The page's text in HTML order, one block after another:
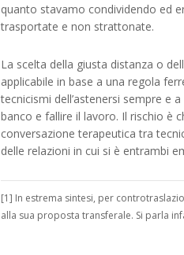
quanto stavamo condividendo ed
trasportate e non strattonate.
La scelta della giusta distanza o
applicabile in base a una regola
tecnicismi dell’astenersi sempre
banco e fallire il lavoro. Il rischio è
conversazione terapeutica tra
delle relazioni in cui si è entrambi
[1] In estrema sintesi, per
alla sua proposta transferale. Si parla